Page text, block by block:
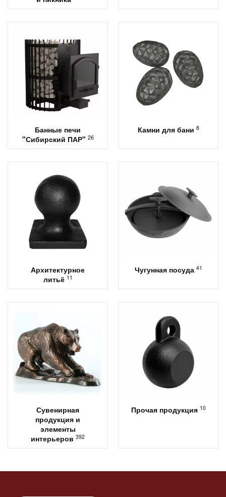
Банные печи
"Сибирский ПАР" 26
Камни для бани 8
Архитектурное
литьё 11
Чугунная посуда 41
Сувенирная
продукция и
элементы
интерьеров 392
Прочая продукция 10